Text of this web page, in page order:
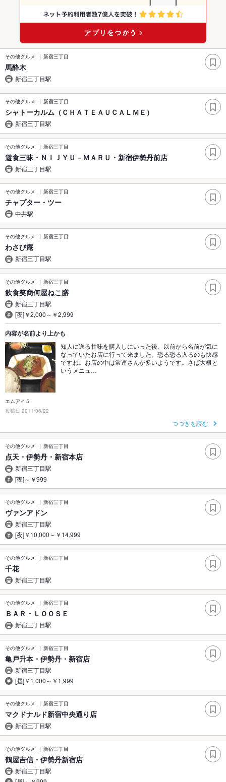
その他グルメ 新宿三丁目
馬酔木
新宿三丁目駅
その他グルメ 新宿三丁目
シャトーカルム（ＣＨＡＴＥＡＵＣＡＬＭＥ）
新宿三丁目駅
その他グルメ 新宿三丁目
遊食三昧・ＮＩＪＹＵ－ＭＡＲＵ・新宿伊勢丹前店
新宿三丁目駅
その他グルメ 新宿三丁目
チャプター・ツー
中井駅
その他グルメ 新宿三丁目
わさび庵
新宿三丁目駅
その他グルメ 新宿三丁目
飲食笑商何屋ねこ膳
新宿三丁目駅
[夜]￥2,000～￥2,999
内容が名前より上かも
知人に送る甘味を購入しにいった後、以前から名前が気に
なっていたお店に行って来ました。恐る恐る入るのも快感
ですね。お店の中は常連さんが多いようです。さば大根と
いうメニュ…
エムアイ５
投稿日 2011/06/22
つづきを読む
その他グルメ 新宿三丁目
点天・伊勢丹・新宿本店
新宿三丁目駅
[夜]～￥999
その他グルメ 新宿三丁目
ヴァンアドン
新宿三丁目駅
[夜]￥10,000～￥14,999
その他グルメ 新宿三丁目
千花
新宿三丁目駅
その他グルメ 新宿三丁目
ＢＡＲ・ＬＯＯＳＥ
新宿三丁目駅
その他グルメ 新宿三丁目
亀戸升本・伊勢丹・新宿店
新宿三丁目駅
[昼]￥1,000～￥1,999
その他グルメ 新宿三丁目
マクドナルド新宿中央通り店
新宿三丁目駅
その他グルメ 新宿三丁目
鶴屋吉信・伊勢丹新宿店
新宿三丁目駅